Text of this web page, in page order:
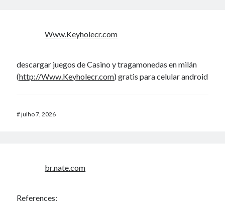
Www.Keyholecr.com
descargar juegos de Casino y tragamonedas en milán
(http://Www.Keyholecr.com) gratis para celular android
#julho 7, 2026
br.nate.com
References: